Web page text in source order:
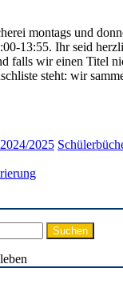
montags und
13:55. Ihr seid
falls wir einen Titel
steht: wir
2025